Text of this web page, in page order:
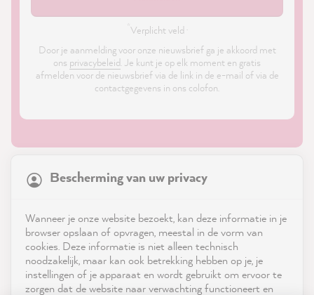
Verplicht veld ·
Door je aanmelding voor onze nieuwsbrief ga je akkoord met
ons privacybeleid. Je kunt je op elk moment en gratis
afmelden voor de nieuwsbrief via de link in de e-mail of via de
contactgegevens in ons colofon.
Service
Neem contact op met
Bescherming van uw privacy
Wanneer je onze website bezoekt, kan deze informatie in je
browser opslaan of opvragen, meestal in de vorm van
cookies. Deze informatie is niet alleen technisch
noodzakelijk, maar kan ook betrekking hebben op je, je
instellingen of je apparaat en wordt gebruikt om ervoor te
zorgen dat de website naar verwachting functioneert en
21,899Reviews
reviews-io